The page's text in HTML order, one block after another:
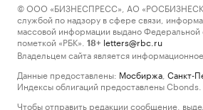
© ООО «БИЗНЕСПРЕСС», АО
службой по надзору в сфере связи,
массовой информации выдано
пометкой «РБК».
18+ letters@rbc.ru
Владельцем сайта является информационное
Данные предоставлены: Мосбиржа Санкт-
Индексы облигаций предоставлены Cbonds.
Чтобы отправить редакции сообщение,